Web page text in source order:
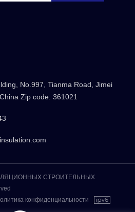
No.997, Tianma Road, Jimei
Zip code: 361021
СТРОИТЕЛЬНЫХ
конфиденциальности